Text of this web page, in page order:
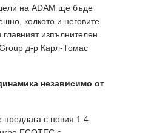
на ADAM ще бъде
колкото и неговите
изпълнителен
д-р Карл-Томас
независимо от
предлага с новия 1.4-